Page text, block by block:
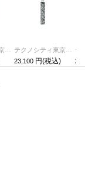
23,100